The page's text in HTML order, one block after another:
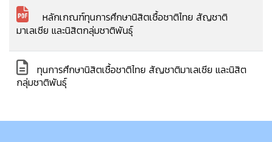
หลักเกณฑ์ทุนการศึกษานิสิตเชื้อชาติไทย สัญชาติ
มาเลเซีย และนิสิตกลุ่มชาติพันธุ์
ทุนการศึกษานิสิตเชื้อชาติไทย สัญชาติมาเลเซีย และนิสิต
กลุ่มชาติพันธุ์